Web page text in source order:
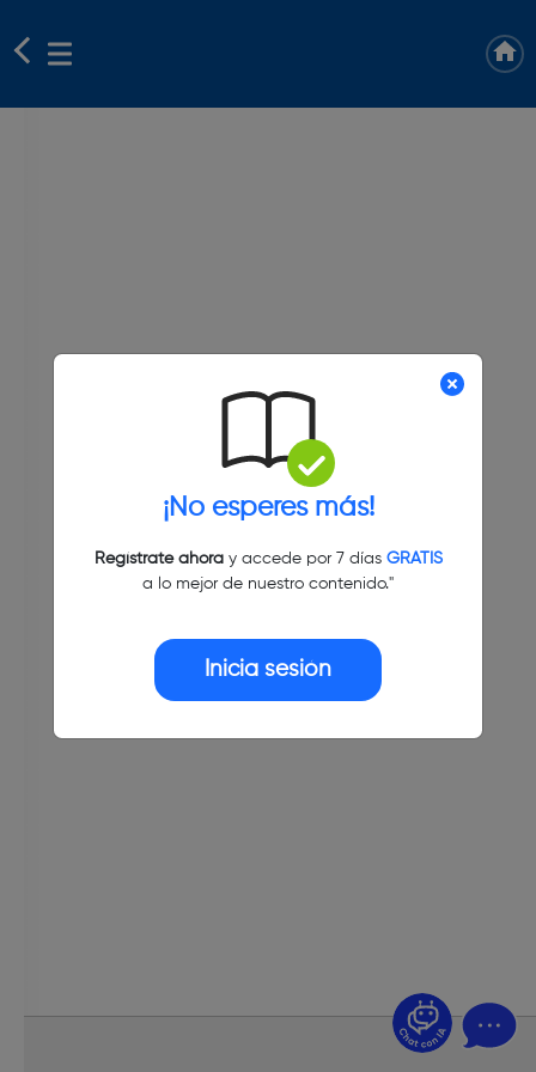
¡No esperes más!
Regístrate ahoray accede por 7 días GRATIS
a lo mejor de nuestro contenido."
Inicia sesión